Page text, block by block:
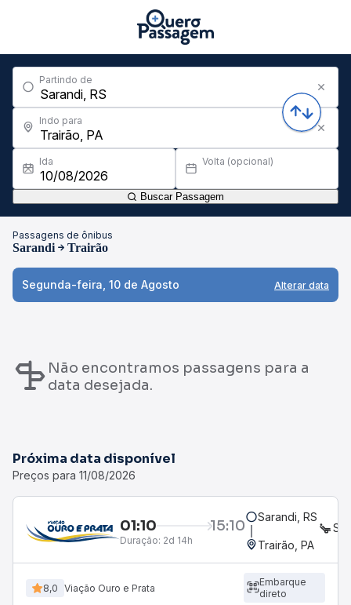
Partindo de
Indo para
Ida Volta (opcional)
Buscar Passagem
Passagens de ônibus
Sarandi Trairão
Segunda-feira, 10 de Agosto Alterar data
Não encontramos passagens para a
data desejada.
Próxima data disponível
Preços para 11/08/2026
01:10 15:10
Duração: 2d 14h
Sarandi, RS
Trairão, PA
8,0 Viação Ouro e Prata
Embarque
direto